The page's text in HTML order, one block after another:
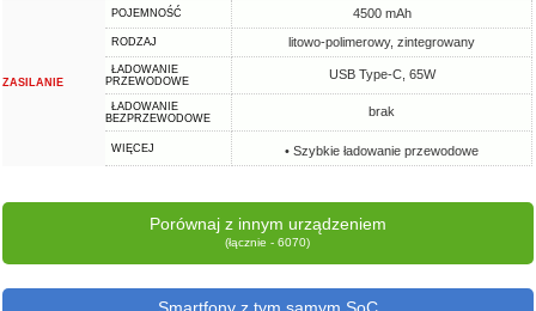
ZASILANIE
POJEMNOŚĆ 4500 mAh
RODZAJ litowo-polimerowy, zintegrowany
ŁADOWANIE
PRZEWODOWE
USB Type-C, 65W
ŁADOWANIE
BEZPRZEWODOWE
brak
WIĘCEJ • Szybkie ładowanie przewodowe
Porównaj z innym urządzeniem
(łącznie - 6070)